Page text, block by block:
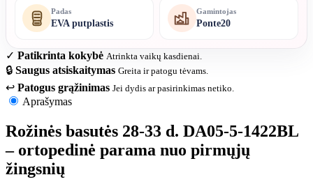
Padas
EVA putplastis
Gamintojas
Ponte20
✓ Patikrinta kokybė Atrinkta vaikų kasdienai.
🔒 Saugus atsiskaitymas Greita ir patogu tėvams.
↩ Patogus grąžinimas Jei dydis ar pasirinkimas netiko.
Aprašymas
Rožinės basutės 28-33 d. DA05-5-1422BL
– ortopedinė parama nuo pirmųjų
žingsnių